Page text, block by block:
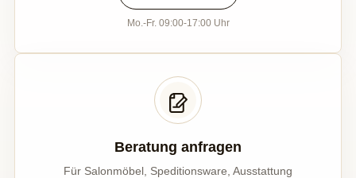
Mo.-Fr. 09:00-17:00 Uhr
Beratung anfragen
Für Salonmöbel, Speditionsware, Ausstattung